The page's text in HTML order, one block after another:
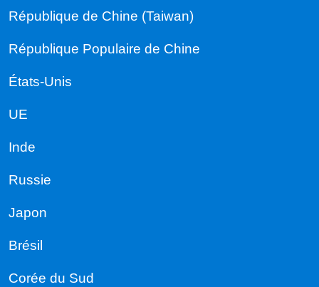
République de Chine (Taiwan)
République Populaire de Chine
États-Unis
UE
Inde
Russie
Japon
Brésil
Corée du Sud